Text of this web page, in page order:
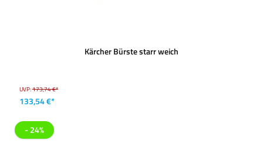
Kärcher Bürste starr weich
UVP:173,74 €*
133,54 €*
- 24%